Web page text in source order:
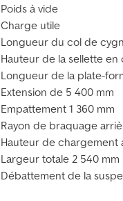
Poids à vide
Charge utile
Longueur du col de
Hauteur de la sellette en
Longueur de la plate-
Extension de 5 400 mm
Empattement 1 360 mm
Rayon de braquage
Hauteur de chargement
Largeur totale 2 540 mm
Débattement de la